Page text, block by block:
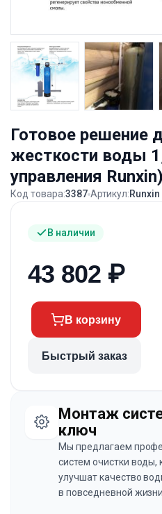
Готовое решение
жесткости воды
управления Runxin)
Код товара:3387 Артикул:
В наличии
43 802 ₽
В корзину
Быстрый заказ
Монтаж
ключ
Мы предлагаем
систем очистки воды,
улучшат качество
в повседневной